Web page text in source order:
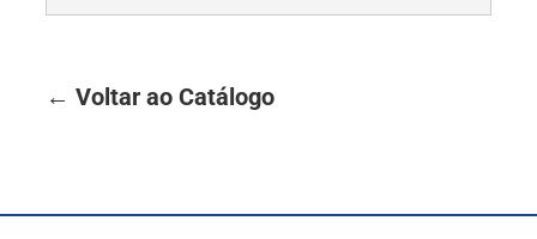
← Voltar ao Catálogo